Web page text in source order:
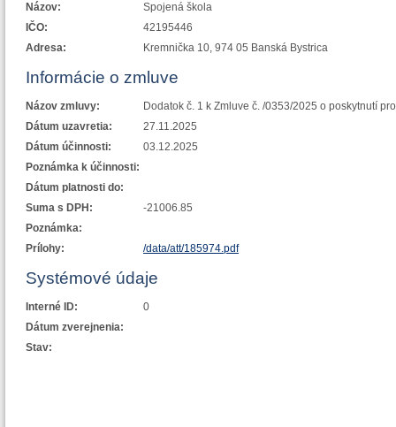
Názov:
Spojená škola
IČO:
42195446
Adresa:
Kremnička 10, 974 05 Banská Bystrica
Informácie o zmluve
Názov zmluvy:
Dodatok č. 1 k Zmluve č. /0353/2025 o poskytnutí
Dátum uzavretia:
27.11.2025
Dátum účinnosti:
03.12.2025
Poznámka k účinnosti:
Dátum platnosti do:
Suma s DPH:
-21006.85
Poznámka:
Prílohy:
/data/att/185974.pdf
Systémové údaje
Interné ID:
0
Dátum zverejnenia:
Stav: